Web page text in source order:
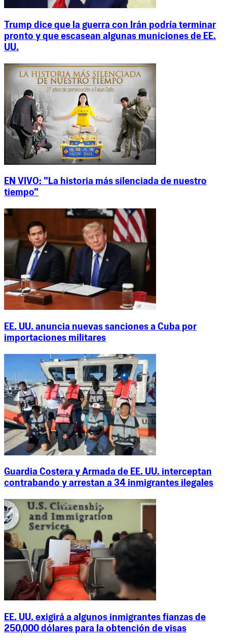
Trump dice que la guerra con Irán podría terminar
pronto y que escasean algunas municiones de EE.
UU.
EN VIVO: "La historia más silenciada de nuestro
tiempo"
EE. UU. anuncia nuevas sanciones a Cuba por
importaciones militares
Guardia Costera y Armada de EE. UU. interceptan
contrabando y arrestan a 34 inmigrantes ilegales
EE. UU. exigirá a algunos inmigrantes fianzas de
250,000 dólares para la obtención de visas